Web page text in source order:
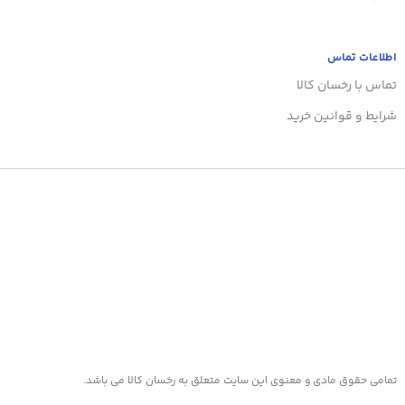
بادی کر هست. با استفاده از دفترچه راهنمای فارسی درون جعبه بهاطلاعات تماس
تماس با رخسان کالا
شرایط و قوانین خرید
تمامی حقوق مادی و معنوی این سایت متعلق به رخسان کالا می باشد.